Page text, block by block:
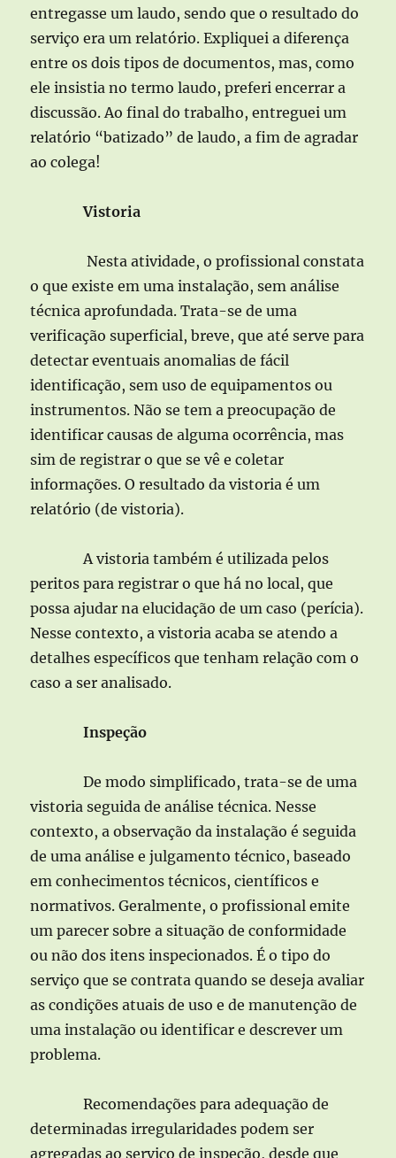
entregasse um laudo, sendo que o resultado do
serviço era um relatório. Expliquei a diferença
entre os dois tipos de documentos, mas, como
ele insistia no termo laudo, preferi encerrar a
discussão. Ao final do trabalho, entreguei um
relatório “batizado” de laudo, a fim de agradar
ao colega!
Vistoria
Nesta atividade, o profissional constata
o que existe em uma instalação, sem análise
técnica aprofundada. Trata-se de uma
verificação superficial, breve, que até serve para
detectar eventuais anomalias de fácil
identificação, sem uso de equipamentos ou
instrumentos. Não se tem a preocupação de
identificar causas de alguma ocorrência, mas
sim de registrar o que se vê e coletar
informações. O resultado da vistoria é um
relatório (de vistoria).
A vistoria também é utilizada pelos
peritos para registrar o que há no local, que
possa ajudar na elucidação de um caso (perícia).
Nesse contexto, a vistoria acaba se atendo a
detalhes específicos que tenham relação com o
caso a ser analisado.
Inspeção
De modo simplificado, trata-se de uma
vistoria seguida de análise técnica. Nesse
contexto, a observação da instalação é seguida
de uma análise e julgamento técnico, baseado
em conhecimentos técnicos, científicos e
normativos. Geralmente, o profissional emite
um parecer sobre a situação de conformidade
ou não dos itens inspecionados. É o tipo do
serviço que se contrata quando se deseja avaliar
as condições atuais de uso e de manutenção de
uma instalação ou identificar e descrever um
problema.
Recomendações para adequação de
determinadas irregularidades podem ser
agregadas ao serviço de inspeção, desde que